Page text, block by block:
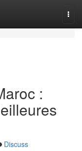
:
Discuss